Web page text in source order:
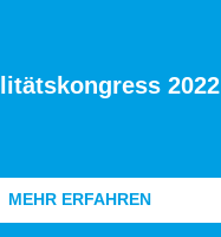
2022
MEHR ERFAHREN